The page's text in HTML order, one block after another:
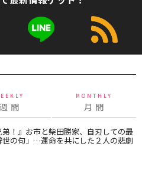
週 間
MONTHLY
月 間
弟！』お市と柴田勝家、自刃しての最
世の句」…運命を共にした２人の悲劇